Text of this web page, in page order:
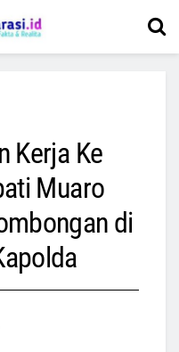
Kerja Ke
Muaro
di